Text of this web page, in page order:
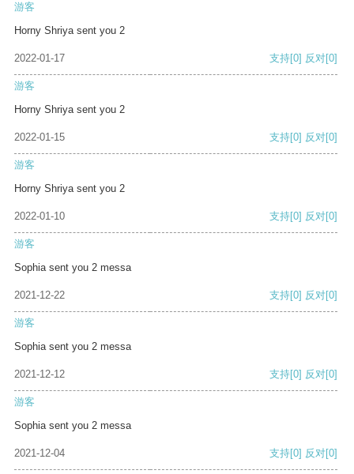
游客
Horny Shriya sent you 2
2022-01-17 支持[0] 反对[0]
游客
Horny Shriya sent you 2
2022-01-15 支持[0] 反对[0]
游客
Horny Shriya sent you 2
2022-01-10 支持[0] 反对[0]
游客
Sophia sent you 2 messa
2021-12-22 支持[0] 反对[0]
游客
Sophia sent you 2 messa
2021-12-12 支持[0] 反对[0]
游客
Sophia sent you 2 messa
2021-12-04 支持[0] 反对[0]